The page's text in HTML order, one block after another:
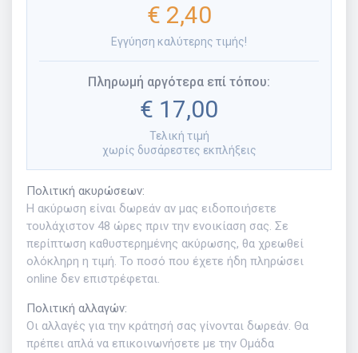
€ 2,40
Εγγύηση καλύτερης τιμής!
Πληρωμή αργότερα επί τόπου:
€ 17,00
Τελική τιμή
χωρίς δυσάρεστες εκπλήξεις
Πολιτική ακυρώσεων:
Η ακύρωση είναι δωρεάν αν μας ειδοποιήσετε
τουλάχιστον 48 ώρες πριν την ενοικίαση σας. Σε
περίπτωση καθυστερημένης ακύρωσης, θα χρεωθεί
ολόκληρη η τιμή. Το ποσό που έχετε ήδη πληρώσει
online δεν επιστρέφεται.
Πολιτική αλλαγών:
Οι αλλαγές για την κράτησή σας γίνονται δωρεάν. Θα
πρέπει απλά να επικοινωνήσετε με την Ομάδα